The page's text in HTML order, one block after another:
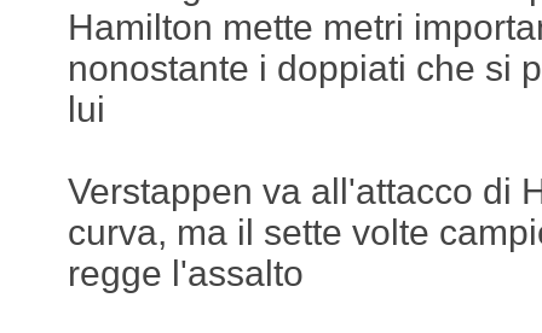
Hamilton mette metri
nonostante i doppiati che si
lui
Verstappen va all'attacco di
curva, ma il sette volte
regge l'assalto